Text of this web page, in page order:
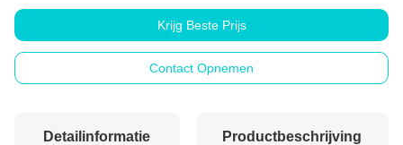
Krijg Beste Prijs
Contact Opnemen
Detailinformatie Productbeschrijving